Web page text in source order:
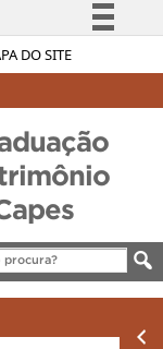
DO SITE
à informação